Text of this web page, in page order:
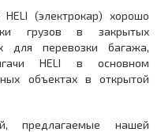
HELI (электрокар) хорошо
грузов в закрытых
для перевозки багажа,
HELI в основном
объектах в открытой
предлагаемые нашей